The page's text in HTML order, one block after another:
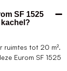
SF 1525
ruimtes tot 20 m².
Eurom SF 1525